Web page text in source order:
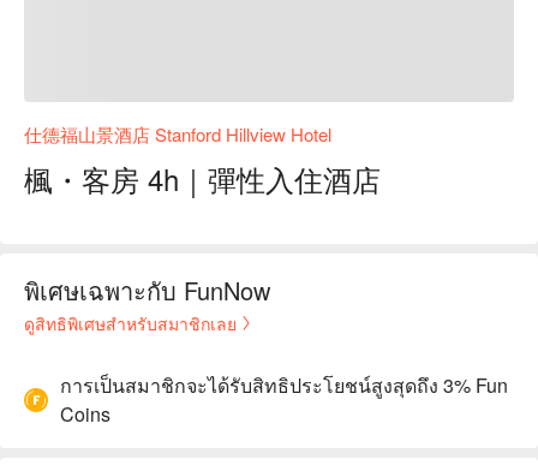
仕德福山景酒店 Stanford Hillview Hotel
楓・客房 4h｜彈性入住酒店
พิเศษเฉพาะกับ FunNow
ดูสิทธิพิเศษสำหรับสมาชิกเลย
การเป็นสมาชิกจะได้รับสิทธิประโยชน์สูงสุดถึง 3% Fun
Coins